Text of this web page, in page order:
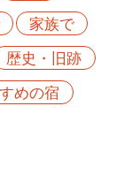
家族で
歴史・旧跡
めの宿